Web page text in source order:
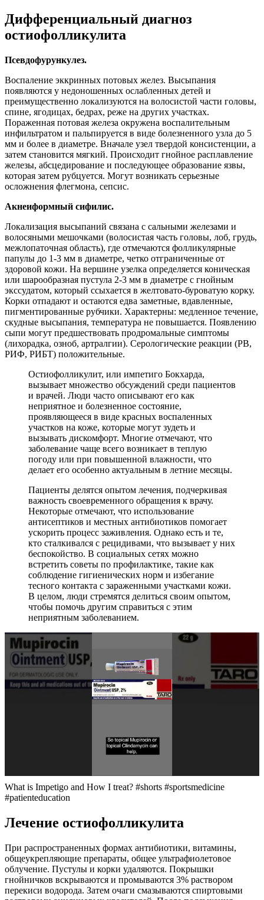
Дифференциальный диагноз
остиофолликулита
Псевдофурункулез.
Воспаление эккринных потовых желез. Высыпания
появляются у недоношенных ослабленных детей и
преимущественно локализуются на волосистой части головы,
спине, ягодицах, бедрах, реже на других участках.
Пораженная потовая железа окружена воспалительным
инфильтратом и пальпируется в виде болезненного узла до 5
мм и более в диаметре. Вначале узел твердой консистенции, а
затем становится мягкий. Происходит гнойное расплавление
железы, абсцедирование и последующее образование язвы,
которая затем рубцуется. Могут возникать серьезные
осложнения флегмона, сепсис.
Акнеиформный сифилис.
Локализация высыпаний связана с сальными железами и
волосяными мешочками (волосистая часть головы, лоб, грудь,
межлопаточная область), где отмечаются фолликулярные
папулы до 1-3 мм в диаметре, четко отграниченные от
здоровой кожи. На вершине узелка определяется коническая
или шарообразная пустула 2-3 мм в диаметре с гнойным
экссудатом, который ссыхается в желтовато-буроватую корку.
Корки отпадают и остаются едва заметные, вдавленные,
пигментированные рубчики. Характерны: медленное течение,
скудные высыпания, температура не повышается. Появлению
сыпи могут предшествовать продромальные симптомы
(лихорадка, озноб, артралгии). Серологические реакции (РВ,
РИФ, РИБТ) положительные.
Остиофолликулит, или импетиго Бокхарда,
вызывает множество обсуждений среди пациентов
и врачей. Люди часто описывают его как
неприятное и болезненное состояние,
проявляющееся в виде красных воспаленных
участков на коже, которые могут зудеть и
вызывать дискомфорт. Многие отмечают, что
заболевание чаще всего возникает в теплую
погоду или при повышенной влажности, что
делает его особенно актуальным в летние месяцы.
Пациенты делятся опытом лечения, подчеркивая
важность своевременного обращения к врачу.
Некоторые отмечают, что использование
антисептиков и местных антибиотиков помогает
ускорить процесс заживления. Однако есть и те,
кто сталкивался с рецидивами, что вызывает у них
беспокойство. В социальных сетях можно
встретить советы по профилактике, такие как
соблюдение гигиенических норм и избегание
тесного контакта с зараженными участками кожи.
В целом, люди стремятся делиться своим опытом,
чтобы помочь другим справиться с этим
неприятным заболеванием.
What is Impetigo and How I treat? #shorts #sportsmedicine
#patienteducation
Лечение остиофолликулита
При распространенных формах антибиотики, витамины,
общеукрепляющие препараты, общее ультрафиолетовое
облучение. Пустулы и корки удаляются. Покрышки
гнойничков вскрываются и промываются 3% раствором
перекиси водорода. Затем очаги смазываются спиртовыми